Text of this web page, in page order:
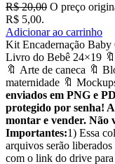
R$20,00 O preço
R$ 5,00.
Adicionar ao carrinho
Kit Encadernação
Livro do Bebê 24×19
🔖 Arte de caneca 🔖
maternidade 🔖
enviados em PNG e
protegido por senha!
montar e vender. Não
Importantes:1) Essa
arquivos serão
com o link do drive